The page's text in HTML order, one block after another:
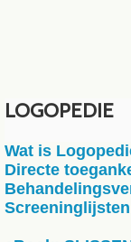
LOGOPEDIE
Wat is
Directe
Screeninglijsten